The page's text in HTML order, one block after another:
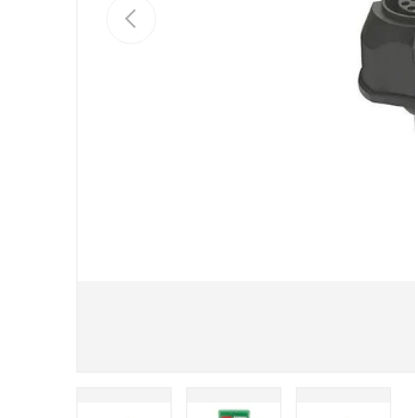
Précédent